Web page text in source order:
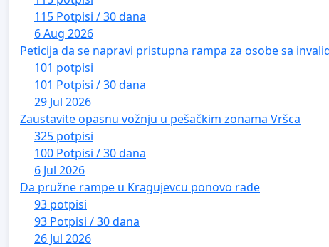
115 Potpisi / 30 dana
6 Aug 2026
Peticija da se napravi pristupna rampa za osobe sa
101 potpisi
101 Potpisi / 30 dana
29 Jul 2026
Zaustavite opasnu vožnju u pešačkim zonama Vršca
325 potpisi
100 Potpisi / 30 dana
6 Jul 2026
Da pružne rampe u Kragujevcu ponovo rade
93 potpisi
93 Potpisi / 30 dana
26 Jul 2026